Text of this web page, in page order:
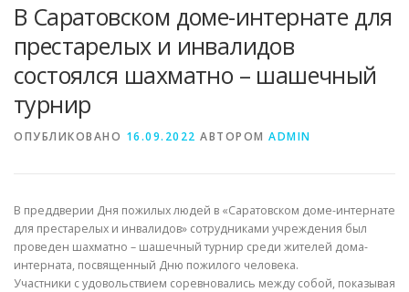
ЖУРНАЛ “ДОМ” КОНТАКТЫ
В Саратовском доме-интернате для
престарелых и инвалидов
состоялся шахматно – шашечный
турнир
ОПУБЛИКОВАНО 16.09.2022 АВТОРОМ ADMIN
В преддверии Дня пожилых людей в «Саратовском доме-интернате
для престарелых и инвалидов» сотрудниками учреждения был
проведен шахматно – шашечный турнир среди жителей дома-
интерната, посвященный Дню пожилого человека.
Участники с удовольствием соревновались между собой, показывая